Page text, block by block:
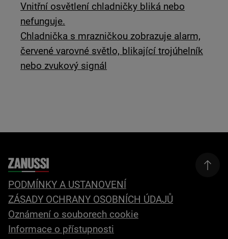
Vnitřní osvětlení chladničky bliká nebo
nefunguje.
Chladnička s mrazničkou zobrazuje alarm,
červené varovné světlo, blikající trojúhelník
nebo zvukový signál
PODMÍNKY A USTANOVENÍ
ZÁSADY OCHRANY OSOBNÍCH ÚDAJŮ
Oznámení o souborech cookie
Informace o přístupnosti